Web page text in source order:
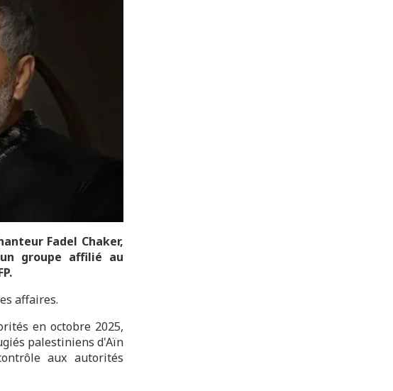
Fadel Chaker,
groupe affilié au
affaires.
en octobre 2025,
palestiniens d'Aïn
aux autorités